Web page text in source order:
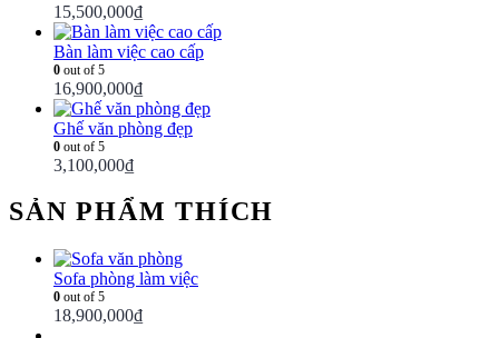
15,500,000₫
Bàn làm việc cao cấp
0 out of 5
16,900,000₫
Ghế văn phòng đẹp
0 out of 5
3,100,000₫
SẢN PHẨM THÍCH
Sofa phòng làm việc
0 out of 5
18,900,000₫